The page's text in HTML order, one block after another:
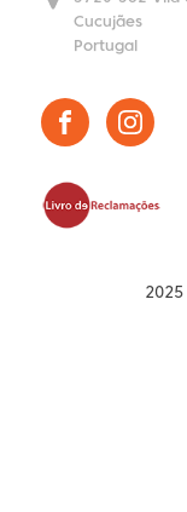
Cucujães
Portugal